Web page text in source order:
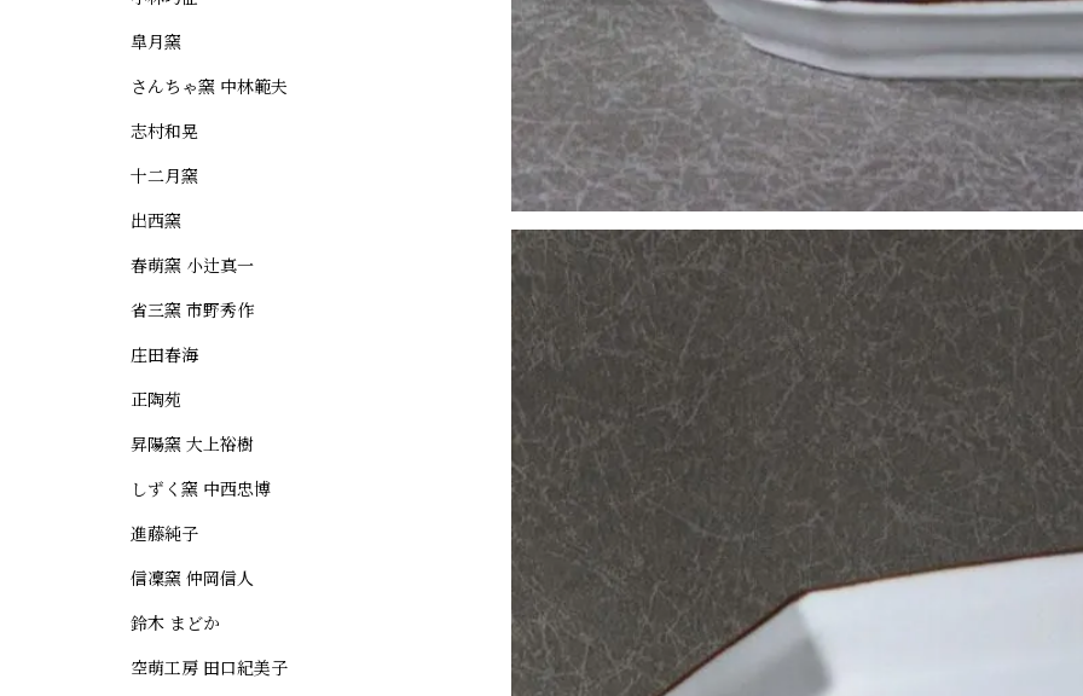
皐月窯
さんちゃ窯 中林範夫
志村和晃
十二月窯
出西窯
春萌窯 小辻真一
省三窯 市野秀作
庄田春海
正陶苑
昇陽窯 大上裕樹
しずく窯 中西忠博
進藤純子
信凜窯 仲岡信人
鈴木 まどか
空萌工房 田口紀美子